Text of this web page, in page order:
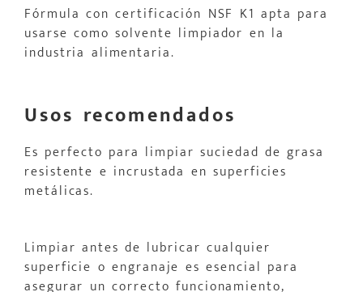
Fórmula con certificación NSF K1 apta para
usarse como solvente limpiador en la
industria alimentaria.
Usos recomendados
Es perfecto para limpiar suciedad de grasa
resistente e incrustada en superficies
metálicas.
Limpiar antes de lubricar cualquier
superficie o engranaje es esencial para
asegurar un correcto funcionamiento,